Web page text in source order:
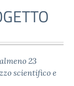
23
scientifico e